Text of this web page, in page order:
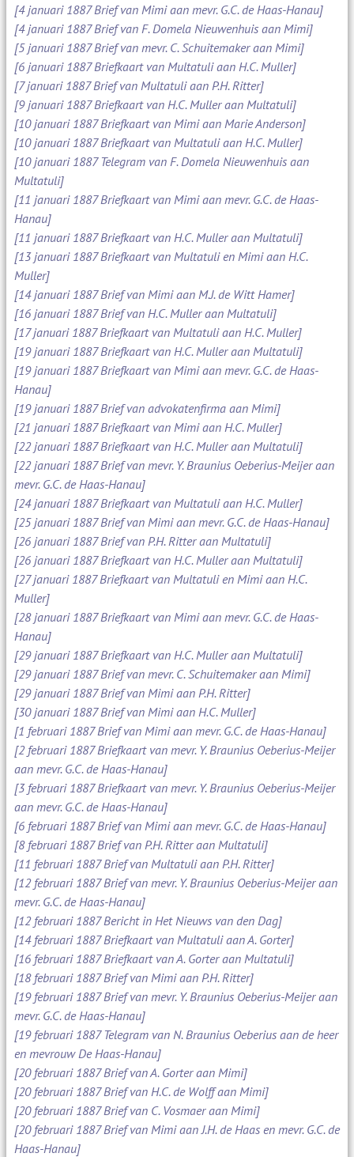
[4 januari 1887 Brief van Mimi aan mevr. G.C. de Haas-Hanau]
[4 januari 1887 Brief van F. Domela Nieuwenhuis aan Mimi]
[5 januari 1887 Brief van mevr. C. Schuitemaker aan Mimi]
[6 januari 1887 Briefkaart van Multatuli aan H.C. Muller]
[7 januari 1887 Brief van Multatuli aan P.H. Ritter]
[9 januari 1887 Briefkaart van H.C. Muller aan Multatuli]
[10 januari 1887 Briefkaart van Mimi aan Marie Anderson]
[10 januari 1887 Briefkaart van Multatuli aan H.C. Muller]
[10 januari 1887 Telegram van F. Domela Nieuwenhuis aan
Multatuli]
[11 januari 1887 Briefkaart van Mimi aan mevr. G.C. de Haas-
Hanau]
[11 januari 1887 Briefkaart van H.C. Muller aan Multatuli]
[13 januari 1887 Briefkaart van Multatuli en Mimi aan H.C.
Muller]
[14 januari 1887 Brief van Mimi aan M.J. de Witt Hamer]
[16 januari 1887 Brief van H.C. Muller aan Multatuli]
[17 januari 1887 Briefkaart van Multatuli aan H.C. Muller]
[19 januari 1887 Briefkaart van H.C. Muller aan Multatuli]
[19 januari 1887 Briefkaart van Mimi aan mevr. G.C. de Haas-
Hanau]
[19 januari 1887 Brief van advokatenfirma aan Mimi]
[21 januari 1887 Briefkaart van Mimi aan H.C. Muller]
[22 januari 1887 Briefkaart van H.C. Muller aan Multatuli]
[22 januari 1887 Brief van mevr. Y. Braunius Oeberius-Meijer aan
mevr. G.C. de Haas-Hanau]
[24 januari 1887 Briefkaart van Multatuli aan H.C. Muller]
[25 januari 1887 Brief van Mimi aan mevr. G.C. de Haas-Hanau]
[26 januari 1887 Brief van P.H. Ritter aan Multatuli]
[26 januari 1887 Briefkaart van H.C. Muller aan Multatuli]
[27 januari 1887 Briefkaart van Multatuli en Mimi aan H.C.
Muller]
[28 januari 1887 Briefkaart van Mimi aan mevr. G.C. de Haas-
Hanau]
[29 januari 1887 Briefkaart van H.C. Muller aan Multatuli]
[29 januari 1887 Brief van mevr. C. Schuitemaker aan Mimi]
[29 januari 1887 Brief van Mimi aan P.H. Ritter]
[30 januari 1887 Brief van Mimi aan H.C. Muller]
[1 februari 1887 Brief van Mimi aan mevr. G.C. de Haas-Hanau]
[2 februari 1887 Briefkaart van mevr. Y. Braunius Oeberius-Meijer
aan mevr. G.C. de Haas-Hanau]
[3 februari 1887 Briefkaart van mevr. Y. Braunius Oeberius-Meijer
aan mevr. G.C. de Haas-Hanau]
[6 februari 1887 Brief van Mimi aan mevr. G.C. de Haas-Hanau]
[8 februari 1887 Brief van P.H. Ritter aan Multatuli]
[11 februari 1887 Brief van Multatuli aan P.H. Ritter]
[12 februari 1887 Brief van mevr. Y. Braunius Oeberius-Meijer aan
mevr. G.C. de Haas-Hanau]
[12 februari 1887 Bericht in Het Nieuws van den Dag]
[14 februari 1887 Briefkaart van Multatuli aan A. Gorter]
[16 februari 1887 Briefkaart van A. Gorter aan Multatuli]
[18 februari 1887 Brief van Mimi aan P.H. Ritter]
[19 februari 1887 Brief van mevr. Y. Braunius Oeberius-Meijer aan
mevr. G.C. de Haas-Hanau]
[19 februari 1887 Telegram van N. Braunius Oeberius aan de heer
en mevrouw De Haas-Hanau]
[20 februari 1887 Brief van A. Gorter aan Mimi]
[20 februari 1887 Brief van H.C. de Wolff aan Mimi]
[20 februari 1887 Brief van C. Vosmaer aan Mimi]
[20 februari 1887 Brief van Mimi aan J.H. de Haas en mevr. G.C. de
Haas-Hanau]